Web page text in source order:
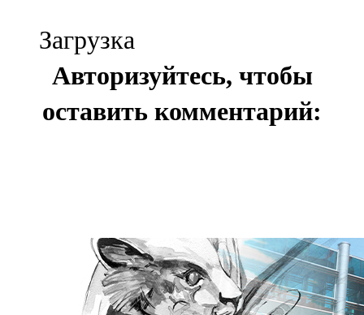
Загрузка
Авторизуйтесь, чтобы
оставить комментарий: